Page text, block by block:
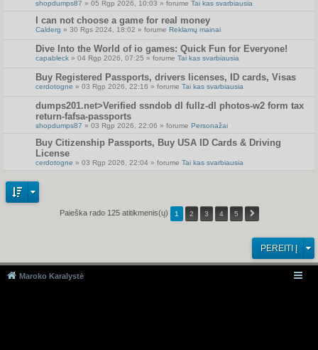
shopdumps87 » 05 Rgp 2026, 10:03 » forume Tai kas svarbiausia
I can not choose a game for real money
Calderg » 30 Rgs 2024, 18:02 » forume Reklamų mainai
Dive Into the World of io games: Quick Fun for Everyone!
capableck » 04 Rgp 2026, 07:25 » forume Tai kas svarbiausia
Buy Registered Passports, drivers licenses, ID cards, Visas
cerdotogne » 03 Rgp 2026, 22:16 » forume Tai kas svarbiausia
dumps201.net>Verified ssndob dl fullz-dl photos-w2 form tax
return-fafsa-passports
shopdumps87 » 03 Rgp 2026, 22:06 » forume Personažai
Buy Citizenship Passports, Buy USA ID Cards & Driving
License
cerdotogne » 03 Rgp 2026, 22:04 » forume Tai kas svarbiausia
Paieška rado 125 atitikmenis(ų) 1 2 3 4 5
PEREITI Į
Maroko Karalystė